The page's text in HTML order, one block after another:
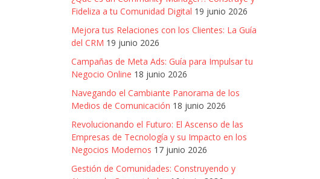
Fideliza a tu Comunidad Digital 19 junio 2026
Mejora tus Relaciones con los Clientes: La Guía
del CRM 19 junio 2026
Campañas de Meta Ads: Guía para Impulsar tu
Negocio Online 18 junio 2026
Navegando el Cambiante Panorama de los
Medios de Comunicación 18 junio 2026
Revolucionando el Futuro: El Ascenso de las
Empresas de Tecnología y su Impacto en los
Negocios Modernos 17 junio 2026
Gestión de Comunidades: Construyendo y